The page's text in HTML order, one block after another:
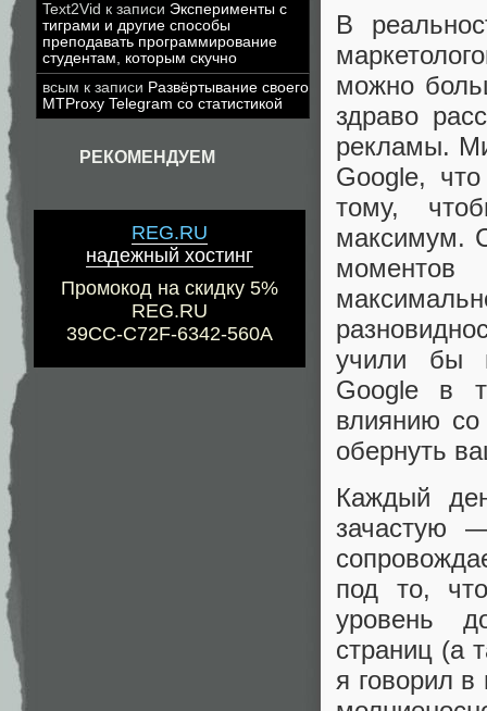
Text2Vid к записи Эксперименты с
тиграми и другие способы
преподавать программирование
студентам, которым скучно
всым к записи Развёртывание своего
MTProxy Telegram со статистикой
РЕКОМЕНДУЕМ
REG.RU
надежный хостинг
Промокод на скидку 5%
REG.RU
39CC-C72F-6342-560A
В
можно
здраво
рекламы.
Google,
тому,
максимум.
моментов
учили бы
Google в
влиянию
обернуть
Каждый
зачастую
под то,
уровень
страниц (а
я говорил в